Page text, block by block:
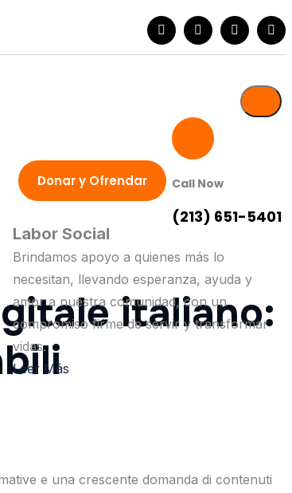
Labor Social
Brindamos apoyo a quienes más lo
necesitan, llevando esperanza, ayuda y
amor a nuestra comunidad, con un
compromiso firme de servir y transformar
vidas.
Leer Más
Donar y Ofrendar Call Now
(213) 651-5401
italiano:
e una crescente domanda di contenuti